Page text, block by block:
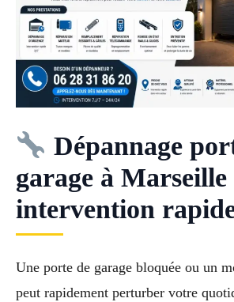
Dépannage
garage à
intervention
Une porte de garage bloquée ou un
peut rapidement perturber votre